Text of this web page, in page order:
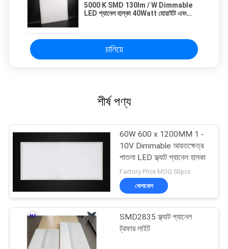
5000 K SMD 130lm / W Dimmable
LED প্যানেল হাল্কা 40Watt হোয়াইট এবং
চালিয়ে
শীর্ষ পণ্য
60W 600 x 1200MM 1 -
10V Dimmable আয়তক্ষেত্র
পাতলা LED ফ্ল্যাট প্যানেল হালকা
Factory Price MOQ:50pcs
যোগাযোগ
SMD2835 ফ্ল্যাট প্যানেল
ট্রফার লাইট